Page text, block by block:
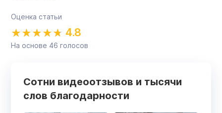
Оценка статьи
4.8
На основе 46 голосов
Сотни видеоотзывов и тысячи
слов благодарности